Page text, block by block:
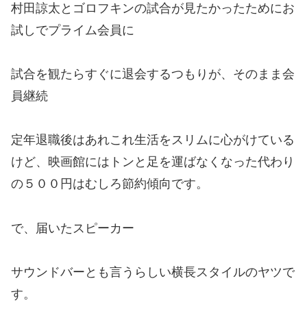
村田諒太とゴロフキンの試合が見たかったためにお
試しでプライム会員に
試合を観たらすぐに退会するつもりが、そのまま会
員継続
定年退職後はあれこれ生活をスリムに心がけている
けど、映画館にはトンと足を運ばなくなった代わり
の５００円はむしろ節約傾向です。
で、届いたスピーカー
サウンドバーとも言うらしい横長スタイルのヤツで
す。